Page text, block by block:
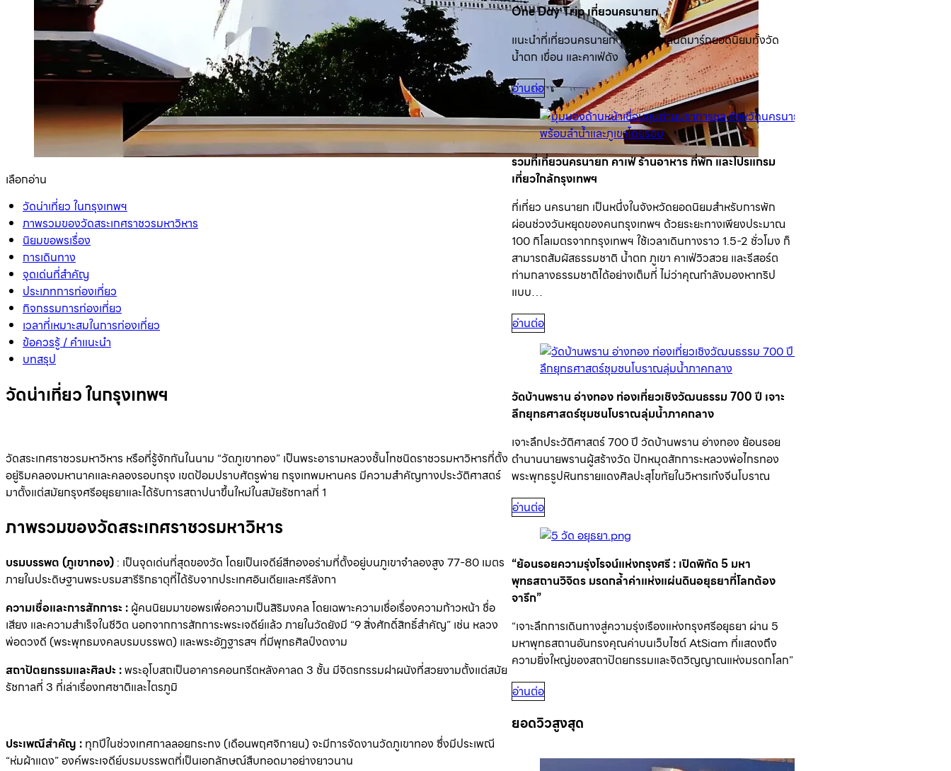
เลือกอ่าน
วัดน่าเที่ยว ในกรุงเทพฯ
ภาพรวมของวัดสระเกศราชวรมหาวิหาร
นิยมขอพรเรื่อง
การเดินทาง
จุดเด่นที่สำคัญ
ประเภทการท่องเที่ยว
กิจกรรมการท่องเที่ยว
เวลาที่เหมาะสมในการท่องเที่ยว
ข้อควรรู้ / คำแนะนำ
บทสรุป
วัดน่าเที่ยว ในกรุงเทพฯ
วัดสระเกศราชวรมหาวิหาร หรือที่รู้จักกันในนาม “วัดภูเขาทอง” เป็นพระอารามหลวงชั้นโทชนิดราชวรมหาวิหารที่ตั้ง
อยู่ริมคลองมหานาคและคลองรอบกรุง เขตป้อมปราบศัตรูพ่าย กรุงเทพมหานคร มีความสำคัญทางประวัติศาสตร์
มาตั้งแต่สมัยกรุงศรีอยุธยาและได้รับการสถาปนาขึ้นใหม่ในสมัยรัชกาลที่ 1
ภาพรวมของวัดสระเกศราชวรมหาวิหาร
บรมบรรพต (ภูเขาทอง) : เป็นจุดเด่นที่สุดของวัด โดยเป็นเจดีย์สีทองอร่ามที่ตั้งอยู่บนภูเขาจำลองสูง 77-80 เมตร
ภายในประดิษฐานพระบรมสารีริกธาตุที่ได้รับจากประเทศอินเดียและศรีลังกา
ความเชื่อและการสักการะ : ผู้คนนิยมมาขอพรเพื่อความเป็นสิริมงคล โดยเฉพาะความเชื่อเรื่องความก้าวหน้า ชื่อ
เสียง และความสำเร็จในชีวิต นอกจากการสักการะพระเจดีย์แล้ว ภายในวัดยังมี “9 สิ่งศักดิ์สิทธิ์สำคัญ” เช่น หลวง
พ่อดวงดี (พระพุทธมงคลบรมบรรพต) และพระอัฏฐารสฯ ที่มีพุทธศิลป์งดงาม
สถาปัตยกรรมและศิลปะ :พระอุโบสถเป็นอาคารคอนกรีตหลังคาลด 3 ชั้น มีจิตรกรรมฝาผนังที่สวยงามตั้งแต่สมัย
รัชกาลที่ 3 ที่เล่าเรื่องทศชาติและไตรภูมิ
ประเพณีสำคัญ : ทุกปีในช่วงเทศกาลลอยกระทง (เดือนพฤศจิกายน) จะมีการจัดงานวัดภูเขาทอง ซึ่งมีประเพณี
“ห่มผ้าแดง” องค์พระเจดีย์บรมบรรพตที่เป็นเอกลักษณ์สืบทอดมาอย่างยาวนาน
One Day Trip เที่ยวนครนายก
แนะนำที่เที่ยวนครนายก 1 วัน รวมแลนด์มาร์กยอดนิยมทั้งวัด
น้ำตก เขื่อน และคาเฟ่ดัง
อ่านต่อ
รวมที่เที่ยวนครนายก คาเฟ่ ร้านอาหาร ที่พัก และโปรแกรม
เที่ยวใกล้กรุงเทพฯ
ที่เที่ยว นครนายก เป็นหนึ่งในจังหวัดยอดนิยมสำหรับการพัก
ผ่อนช่วงวันหยุดของคนกรุงเทพฯ ด้วยระยะทางเพียงประมาณ
100 กิโลเมตรจากกรุงเทพฯ ใช้เวลาเดินทางราว 1.5-2 ชั่วโมง ก็
สามารถสัมผัสธรรมชาติ น้ำตก ภูเขา คาเฟ่วิวสวย และรีสอร์ต
ท่ามกลางธรรมชาติได้อย่างเต็มที่ ไม่ว่าคุณกำลังมองหาทริป
แบบ…
อ่านต่อ
วัดบ้านพราน อ่างทอง ท่องเที่ยวเชิงวัฒนธรรม 700 ปี เจาะ
ลึกยุทธศาสตร์ชุมชนโบราณลุ่มน้ำภาคกลาง
เจาะลึกประวัติศาสตร์ 700 ปี วัดบ้านพราน อ่างทอง ย้อนรอย
ตำนานนายพรานผู้สร้างวัด ปักหมุดสักการะหลวงพ่อไกรทอง
พระพุทธรูปหินทรายแดงศิลปะสุโขทัยในวิหารเก๋งจีนโบราณ
อ่านต่อ
“ย้อนรอยความรุ่งโรจน์แห่งกรุงศรี : เปิดพิกัด 5 มหา
พุทธสถานวิจิตร มรดกล้ำค่าแห่งแผ่นดินอยุธยาที่โลกต้อง
จารึก”
“เจาะลึกการเดินทางสู่ความรุ่งเรืองแห่งกรุงศรีอยุธยา ผ่าน 5
มหาพุทธสถานอันทรงคุณค่าบนเว็บไซต์ AtSiam ที่แสดงถึง
ความยิ่งใหญ่ของสถาปัตยกรรมและจิตวิญญาณแห่งมรดกโลก”
อ่านต่อ
ยอดวิวสูงสุด